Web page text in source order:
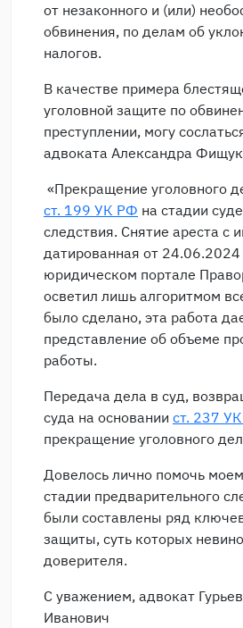
от незаконного и (или)
обвинения, по делам об
налогов.
В качестве примера
уголовной защите по
преступлении, могу
адвоката Александра
«Прекращение уголовного
ст. 199 УК РФ на стадии
следствия. Снятие ареста с
датированная от 24.06.2024
юридическом портале
осветил лишь алгоритмом
было сделано, эта работа
представление об объеме
работы.
Передача дела в суд,
суда на основании ст. 237
прекращение уголовного
Довелось лично помочь
стадии предварительного
были составлены ряд
защиты, суть которых
доверителя.
С уважением, адвокат
Иванович